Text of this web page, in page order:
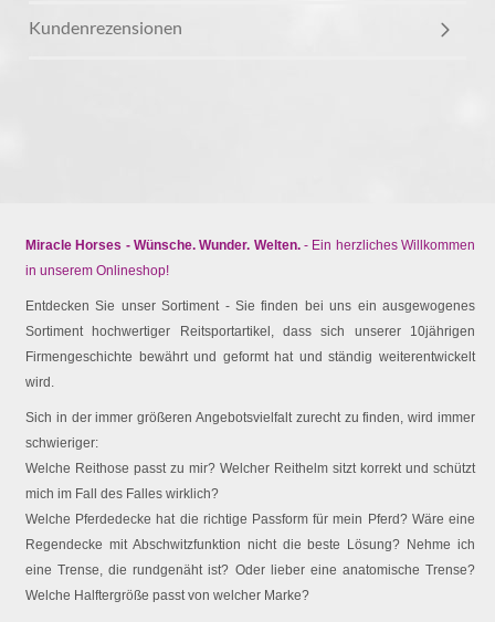
Kundenrezensionen
Miracle Horses - Wünsche. Wunder. Welten.- Ein herzliches Willkommen
in unserem Onlineshop!
Entdecken Sie unser Sortiment - Sie finden bei uns ein ausgewogenes
Sortiment hochwertiger Reitsportartikel, dass sich unserer 10jährigen
Firmengeschichte bewährt und geformt hat und ständig weiterentwickelt
wird.
Sich in der immer größeren Angebotsvielfalt zurecht zu finden, wird immer
schwieriger:
Welche Reithose passt zu mir? Welcher Reithelm sitzt korrekt und schützt
mich im Fall des Falles wirklich?
Welche Pferdedecke hat die richtige Passform für mein Pferd? Wäre eine
Regendecke mit Abschwitzfunktion nicht die beste Lösung? Nehme ich
eine Trense, die rundgenäht ist? Oder lieber eine anatomische Trense?
Welche Halftergröße passt von welcher Marke?